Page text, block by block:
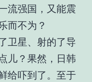
流强国，又能震
而不为？
卫星、射的了导
儿？果然，日韩
给吓到了。至于